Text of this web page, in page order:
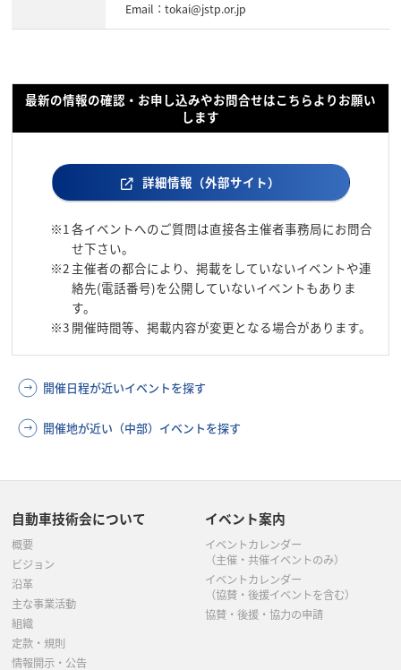
Email：tokai@jstp.or.jp
最新の情報の確認・お申し込みやお問合せはこちらよりお願い
します
詳細情報（外部サイト）
※1各イベントへのご質問は直接各主催者事務局にお問合
せ下さい。
※2 主催者の都合により、掲載をしていないイベントや連
絡先(電話番号)を公開していないイベントもありま
す。
※3 開催時間等、掲載内容が変更となる場合があります。
開催日程が近いイベントを探す
開催地が近い（中部）イベントを探す
自動車技術会について
概要
ビジョン
沿革
主な事業活動
組織
定款・規則
情報開示・公告
イベント案内
イベントカレンダー
（主催・共催イベントのみ）
イベントカレンダー
（協賛・後援イベントを含む）
協賛・後援・協力の申請